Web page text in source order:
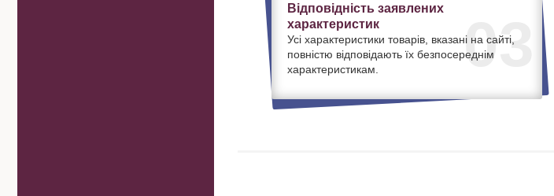
03
Відповідність заявлених
характеристик
Усі характеристики товарів, вказані на сайті,
повністю відповідають їх безпосереднім
характеристикам.